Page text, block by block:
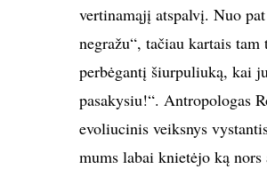
vertinamąjį atspalvį. Nuo
negražu“, tačiau kartais
perbėgantį šiurpuliuką, kai
pasakysiu!“. Antropologas
evoliucinis veiksnys
mums labai knietėjo ką